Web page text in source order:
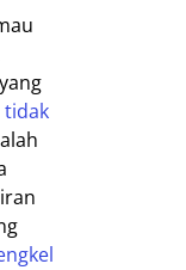
tidak